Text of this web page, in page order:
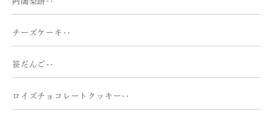
チーズケーキ‥
笹だんご‥
ロイズチョコレートクッキー‥